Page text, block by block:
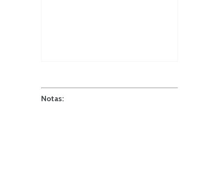
Notas: